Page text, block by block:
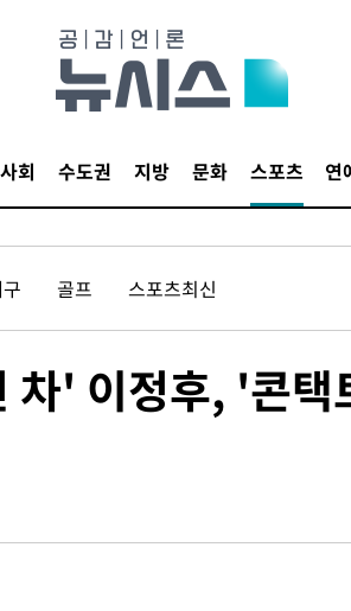
사회 수도권 지방 문화 스포츠 연
골프 스포츠최신
' 이정후, '콘택